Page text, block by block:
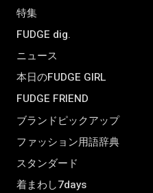
特集
FUDGE dig.
ニュース
本日のFUDGE GIRL
FUDGE FRIEND
ブランドピックアップ
ファッション用語辞典
スタンダード
着まわし7days